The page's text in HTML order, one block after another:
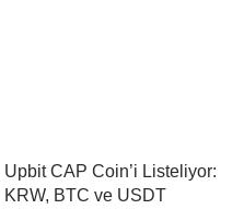
Upbit CAP Coin’i Listeliyor:
KRW, BTC ve USDT